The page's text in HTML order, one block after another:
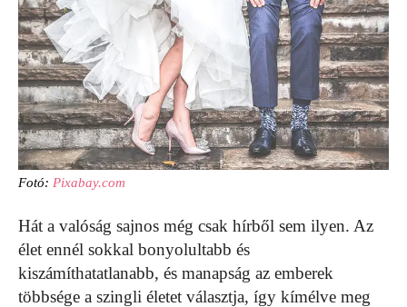
Fotó: Pixabay.com
Hát a valóság sajnos még csak hírből sem ilyen. Az
élet ennél sokkal bonyolultabb és
kiszámíthatatlanabb, és manapság az emberek
többsége a szingli életet választja, így kímélve meg